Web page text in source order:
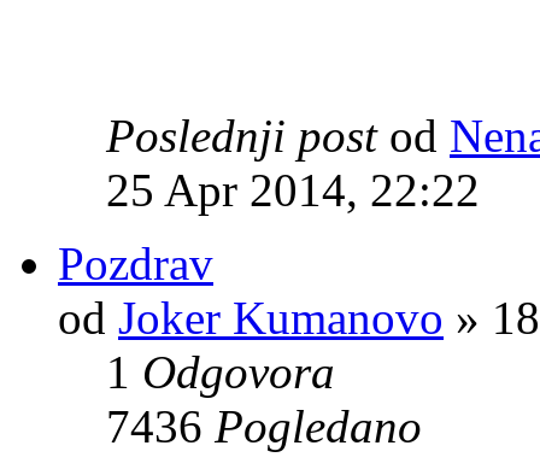
Poslednji post od
25 Apr 2014, 22:22
Pozdrav
od Joker Kumanovo »
1 Odgovora
7436 Pogledano